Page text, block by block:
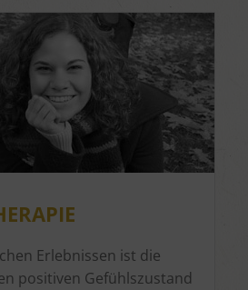
Erlebnissen ist die
positiven Gefühlszustand